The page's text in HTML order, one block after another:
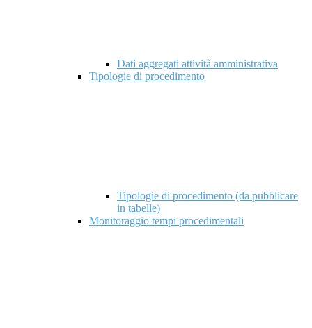
Dati aggregati attività amministrativa
Tipologie di procedimento
Tipologie di procedimento (da pubblicare
in tabelle)
Monitoraggio tempi procedimentali